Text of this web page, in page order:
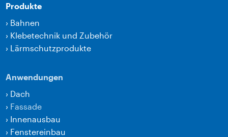
Produkte
› Bahnen
› Klebetechnik und Zubehör
› Lärmschutzprodukte
Anwendungen
› Dach
› Fassade
› Innenausbau
› Fenstereinbau